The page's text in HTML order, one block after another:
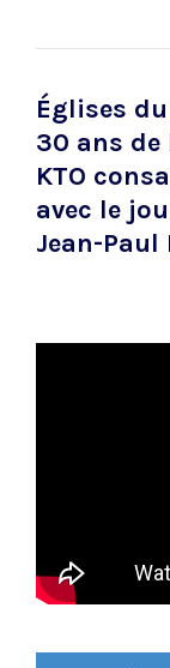
Églises
30 ans
KTO
avec le
Jean-Paul